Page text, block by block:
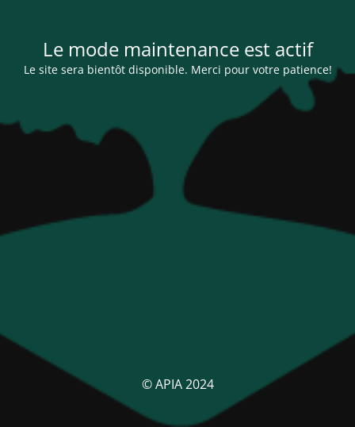
Le mode maintenance est actif
Le site sera bientôt disponible. Merci pour votre patience!
© APIA 2024